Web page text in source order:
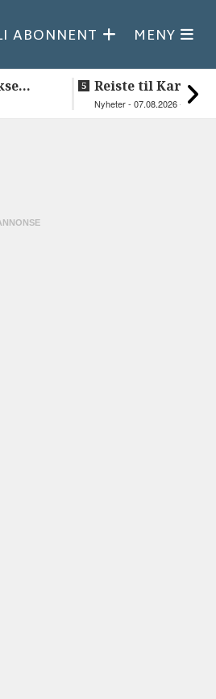
ABONNENT MENY
Reiste til
vie Ellen og
Nyheter - 07.08.2026 - 08:30